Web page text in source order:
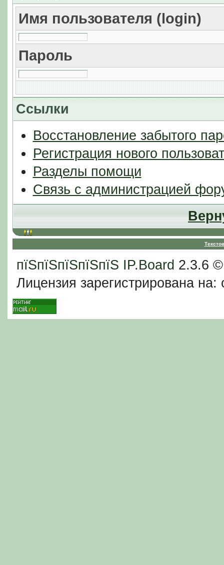
Имя пользователя (login)
Пароль
Ссылки
Восстановление забытого
Регистрация нового
Разделы помощи
Связь с администрацией
пїЅпїЅпїЅпїЅпїЅ IP.Board 2.3.6
Лицензия зарегистрирована